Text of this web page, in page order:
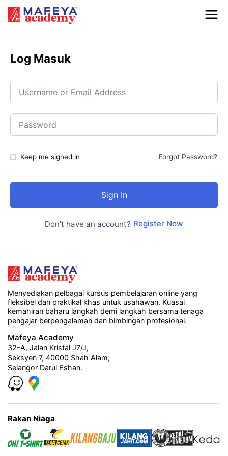
Log Masuk
Keep me signed in Forgot Password?
Sign In
Don't have an account? Register Now
Menyediakan pelbagai kursus pembelajaran online yang
fleksibel dan praktikal khas untuk usahawan. Kuasai
kemahiran baharu langkah demi langkah bersama tenaga
pengajar berpengalaman dan bimbingan profesional.
Mafeya Academy
32-A, Jalan Kristal J7/J,
Seksyen 7, 40000 Shah Alam,
Selangor Darul Eshan.
Rakan Niaga